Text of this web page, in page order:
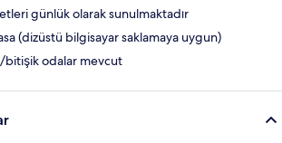
günlük olarak sunulmaktadır
(dizüstü bilgisayar saklamaya uygun)
bitişik odalar mevcut